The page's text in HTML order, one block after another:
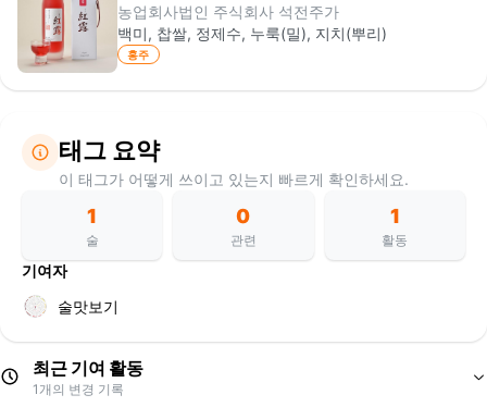
농업회사법인 주식회사 석전주가
백미, 찹쌀, 정제수, 누룩(밀), 지치(뿌리)
홍주
태그 요약
이 태그가 어떻게 쓰이고 있는지 빠르게 확인하세요.
1
술
0
관련
1
활동
기여자
술맛보기
최근 기여 활동
1개의 변경 기록